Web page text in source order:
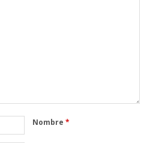
Nombre*